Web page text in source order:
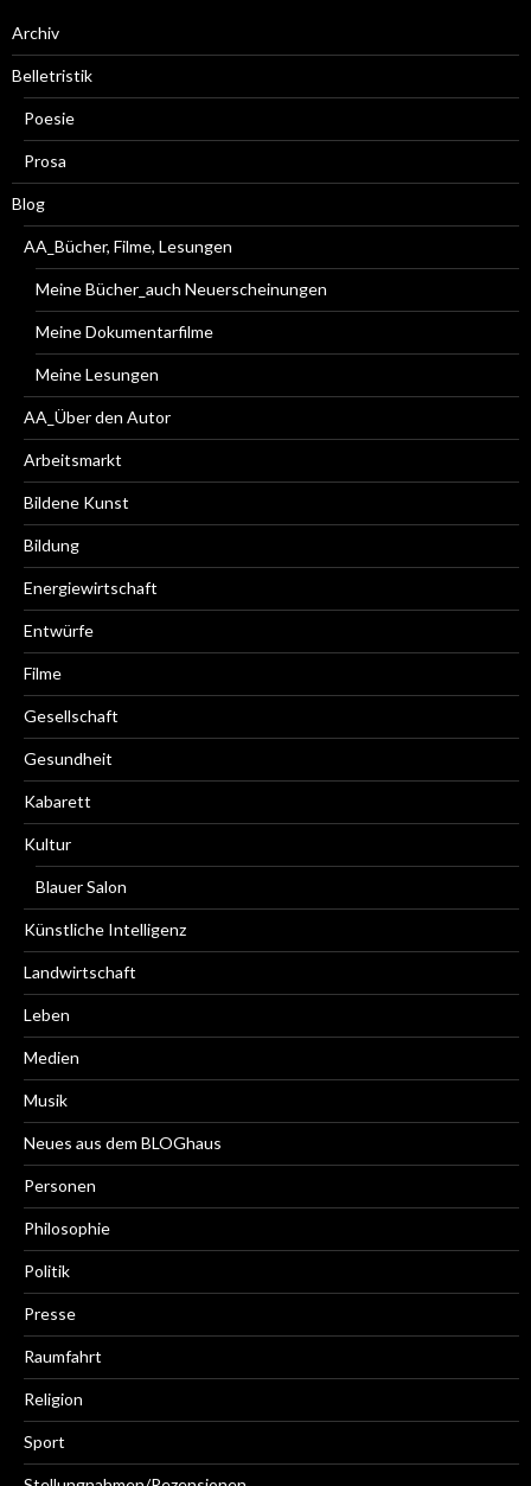
Archiv
Belletristik
Poesie
Prosa
Blog
AA_Bücher, Filme, Lesungen
Meine Bücher_auch Neuerscheinungen
Meine Dokumentarfilme
Meine Lesungen
AA_Über den Autor
Arbeitsmarkt
Bildene Kunst
Bildung
Energiewirtschaft
Entwürfe
Filme
Gesellschaft
Gesundheit
Kabarett
Kultur
Blauer Salon
Künstliche Intelligenz
Landwirtschaft
Leben
Medien
Musik
Neues aus dem BLOGhaus
Personen
Philosophie
Politik
Presse
Raumfahrt
Religion
Sport